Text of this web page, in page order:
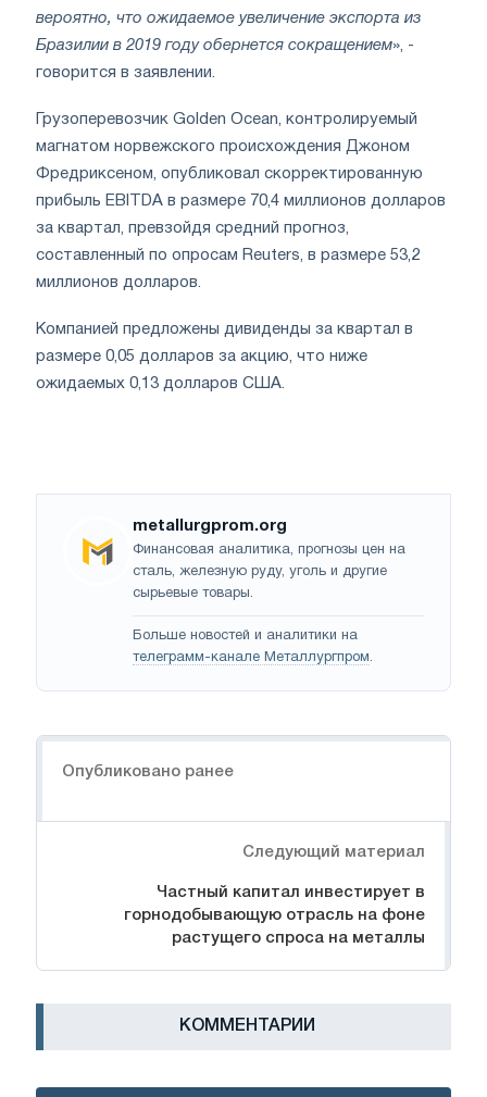
вероятно, что ожидаемое увеличение экспорта из
Бразилии в 2019 году обернется сокращением», -
говорится в заявлении.
Грузоперевозчик Golden Ocean, контролируемый
магнатом норвежского происхождения Джоном
Фредриксеном, опубликовал скорректированную
прибыль EBITDA в размере 70,4 миллионов долларов
за квартал, превзойдя средний прогноз,
составленный по опросам Reuters, в размере 53,2
миллионов долларов.
Компанией предложены дивиденды за квартал в
размере 0,05 долларов за акцию, что ниже
ожидаемых 0,13 долларов США.
metallurgprom.org
Финансовая аналитика, прогнозы цен на
сталь, железную руду, уголь и другие
сырьевые товары.
Больше новостей и аналитики на
телеграмм-канале Металлургпром.
Опубликовано ранее
Следующий материал
Частный капитал инвестирует в
горнодобывающую отрасль на фоне
растущего спроса на металлы
КОММЕНТАРИИ